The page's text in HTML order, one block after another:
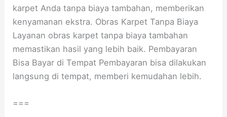
karpet Anda tanpa biaya tambahan, memberikan
kenyamanan ekstra. Obras Karpet Tanpa Biaya
Layanan obras karpet tanpa biaya tambahan
memastikan hasil yang lebih baik. Pembayaran
Bisa Bayar di Tempat Pembayaran bisa dilakukan
langsung di tempat, memberi kemudahan lebih.
===